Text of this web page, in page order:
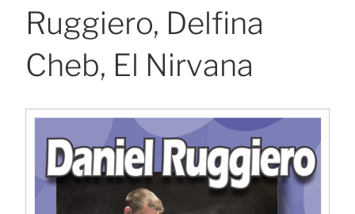
Ruggiero, Delfina
Cheb, El Nirvana